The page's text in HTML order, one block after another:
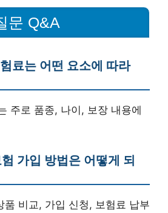
문 Q&A
료는 어떤 요소에 따라
주로 품종, 나이, 보장 내용에
가입 방법은 어떻게 되
품 비교, 가입 신청, 보험료 납부